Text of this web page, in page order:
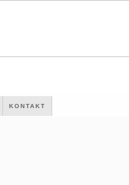
KONTAKT